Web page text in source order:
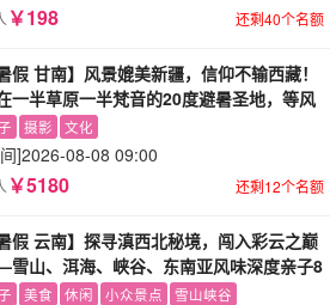
￥198 还剩40个名额
暑假 甘南】风景媲美新疆，信仰不输西藏！
一半草原一半梵音的20度避暑圣地，等风
你！
摄影 文化
]2026-08-08 09:00
￥5180 还剩12个名额
暑假 云南】探寻滇西北秘境，闯入彩云之巅
山、洱海、峡谷、东南亚风味深度亲子8
美食 休闲 小众景点 雪山峡谷